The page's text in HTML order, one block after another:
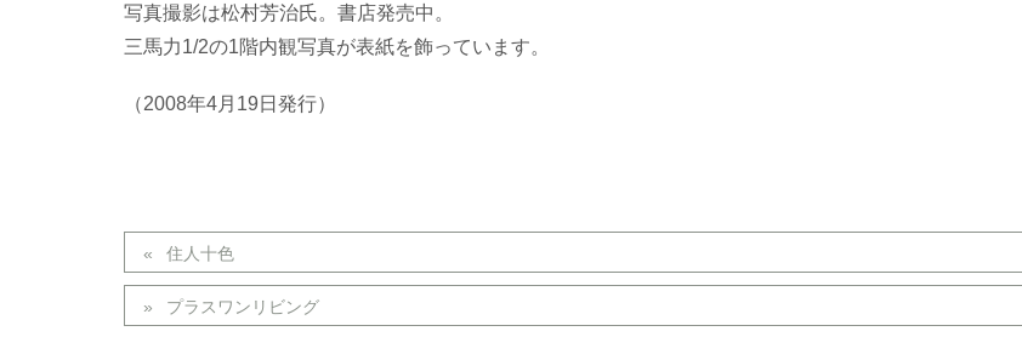
写真撮影は松村芳治氏。書店発売中。
三馬力1/2の1階内観写真が表紙を飾っています。
（2008年4月19日発行）
住人十色
プラスワンリビング